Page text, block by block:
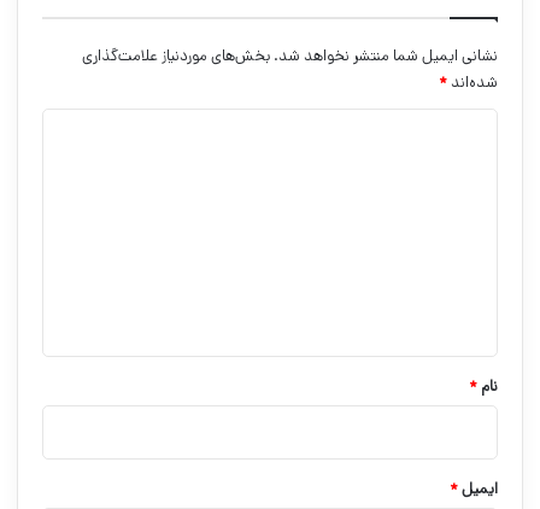
نشانی ایمیل شما منتشر نخواهد شد. بخش‌های موردنیاز علامت‌گذاری
شده‌اند *
نام *
ایمیل*